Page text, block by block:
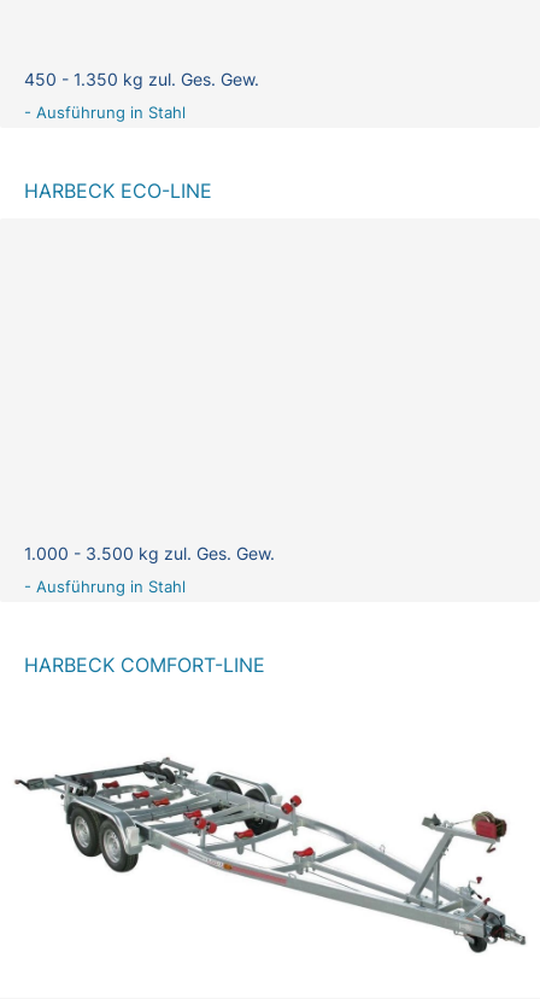
450 - 1.350 kg zul. Ges. Gew.
- Ausführung in Stahl
HARBECK ECO-LINE
1.000 - 3.500 kg zul. Ges. Gew.
- Ausführung in Stahl
HARBECK COMFORT-LINE